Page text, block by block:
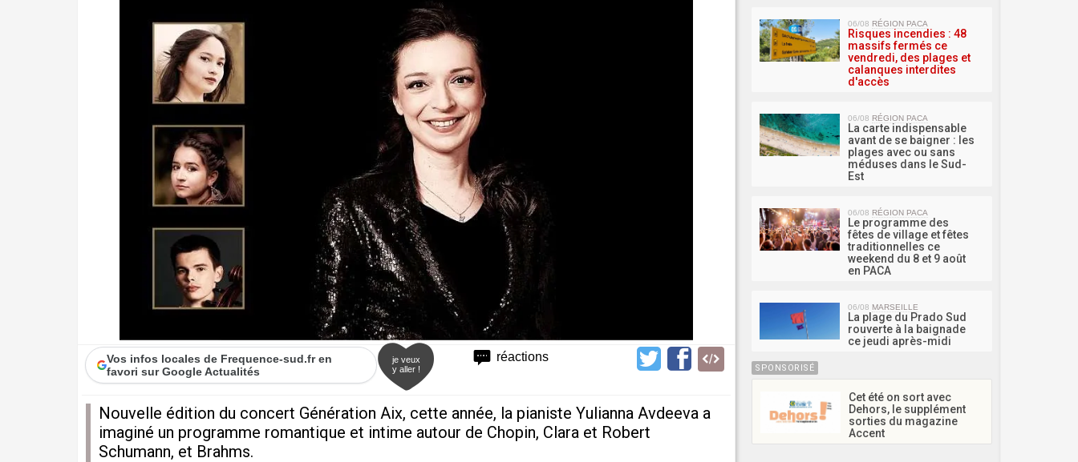
réactions
Vos infos locales de Frequence-sud.fr en
favori sur Google Actualités
je veux
y aller !
Nouvelle édition du concert Génération Aix, cette année, la pianiste Yulianna Avdeeva a
imaginé un programme romantique et intime autour de Chopin, Clara et Robert
Schumann, et Brahms.
06/08 RÉGION PACA
Risques incendies : 48
massifs fermés ce
vendredi, des plages et
calanques interdites
d'accès
06/08 RÉGION PACA
La carte indispensable
avant de se baigner : les
plages avec ou sans
méduses dans le Sud-
Est
06/08 RÉGION PACA
Le programme des
fêtes de village et fêtes
traditionnelles ce
weekend du 8 et 9 août
en PACA
06/08 MARSEILLE
La plage du Prado Sud
rouverte à la baignade
ce jeudi après-midi
SPONSORISÉ
Cet été on sort avec
Dehors, le supplément
sorties du magazine
Accent